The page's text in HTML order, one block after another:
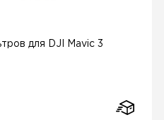
для DJI Mavic 3